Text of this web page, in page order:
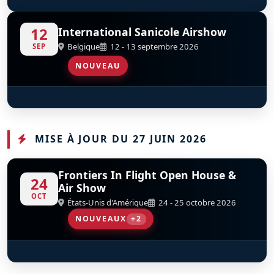
D
SubSonex JSX-2 D
North American P-51D Mustang Bunny D
Vickers-Supermarine Spitfire FR Mk XIV D
Grumman F6F-5 Hellcat D
North American SNJ-5 Texan D
Condor Squadron
12
SEP
International Sanicole Airshow
Belgique 12 - 13 septembre 2026
NOUVEAU
D
Red Arrows
MISE À JOUR DU 27 JUIN 2026
24
OCT
Frontiers In Flight Open House &
Air Show
États-Unis d'Amérique 24 - 25 octobre 2026
NOUVEAUX +2
S
B-29 Superfortress DOC D
Matt Younkin